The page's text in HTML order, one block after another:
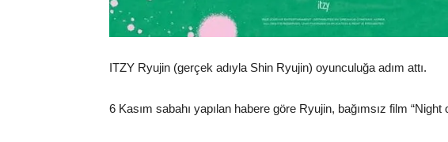
ITZY Ryujin (gerçek adıyla Shin Ryujin) oyunculuğa adım attı.
6 Kasım sabahı yapılan habere göre Ryujin, bağımsız film